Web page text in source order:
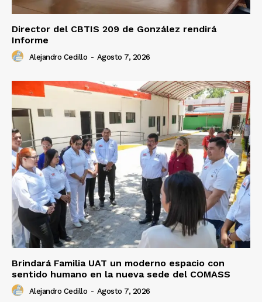
Director del CBTIS 209 de González rendirá
Informe
Alejandro Cedillo - Agosto 7, 2026
Brindará Familia UAT un moderno espacio con
sentido humano en la nueva sede del COMASS
Alejandro Cedillo - Agosto 7, 2026